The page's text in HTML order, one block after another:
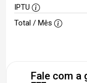
IPTU
Total / Mês
Fale com a